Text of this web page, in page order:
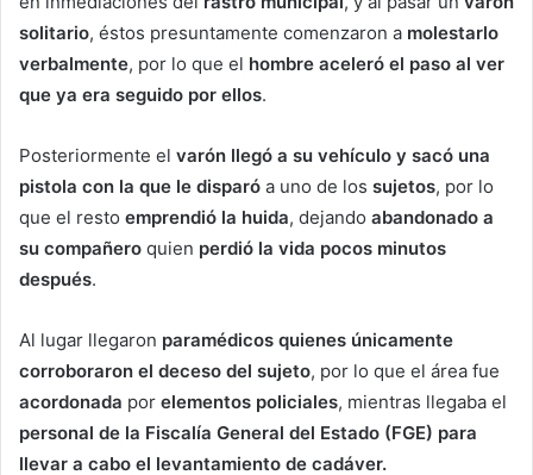
solitario, éstos presuntamente comenzaron a molestarlo
verbalmente, por lo que el hombre aceleró el paso al ver
que ya era seguido por ellos.
Posteriormente el varón llegó a su vehículo y sacó una
pistola con la que le disparó a uno de los sujetos, por lo
que el resto emprendió la huida, dejando abandonado a
su compañero quien perdió la vida pocos minutos
después.
Al lugar llegaron paramédicos quienes únicamente
corroboraron el deceso del sujeto, por lo que el área fue
acordonada por elementos policiales, mientras llegaba el
personal de la Fiscalía General del Estado (FGE) para
llevar a cabo el levantamiento de cadáver.